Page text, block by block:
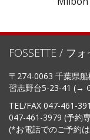
FOSSETTE / フ
〒274-0063 千葉県
習志野台5-23-41 (→
TEL/FAX 047-461-
047-461-3979 (予約
(*お電話でのご予約